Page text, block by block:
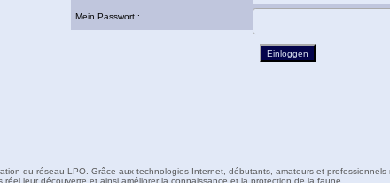
Mein Passwort :
du réseau LPO. Grâce aux technologies Internet, débutants, amateurs et professionnels
réel leur découverte et ainsi améliorer la connaissance et la protection de la faune